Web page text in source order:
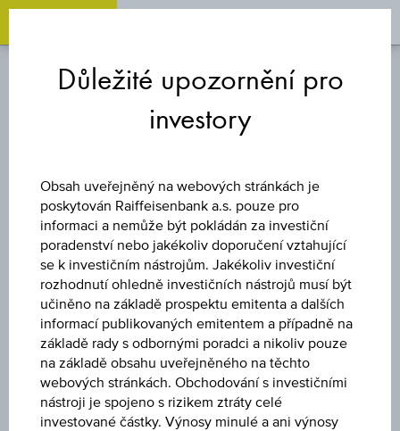
Quicklinks
FOND
UBS (LUX)
INVESTMENT
SICAV - CHINA A
OPPORTUNITY
(USD) - K1 ACC
Důležité upozornění pro
investory
Obsah uveřejněný na webových stránkách je
poskytován Raiffeisenbank a.s. pouze pro
informaci a nemůže být pokládán za investiční
poradenství nebo jakékoliv doporučení vztahující
se k investičním nástrojům. Jakékoliv investiční
rozhodnutí ohledně investičních nástrojů musí být
učiněno na základě prospektu emitenta a dalších
informací publikovaných emitentem a případně na
základě rady s odbornými poradci a nikoliv pouze
na základě obsahu uveřejněného na těchto
webových stránkách. Obchodování s investičními
nástroji je spojeno s rizikem ztráty celé
investované částky. Výnosy minulé a ani výnosy